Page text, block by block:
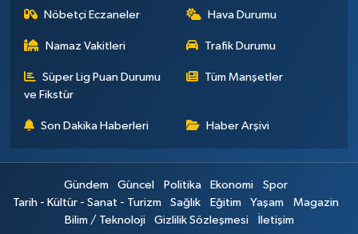
Nöbetçi Eczaneler Hava Durumu
Namaz Vakitleri Trafik Durumu
Süper Lig Puan Durumu
ve Fikstür
Tüm Manşetler
Son Dakika Haberleri Haber Arşivi
Gündem Güncel Politika Ekonomi
Spor
Tarih - Kültür - Sanat - Turizm
Sağlık Eğitim Yaşam
Magazin
Bilim / Teknoloji
Gizlilik Sözleşmesi İletişim